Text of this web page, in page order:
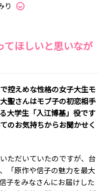
り
てほしいと思いなが
控えめな性格の女子大生モ
聖さんはモブ子の初恋相手
大学生「入江博基」役です
のお気持ちからお聞かせく
ただいていたのですが、台
「原作や信子の魅力を最大
子をみなさんにお届けした